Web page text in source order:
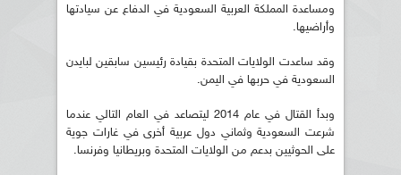
ومساعدة المملكة العربية السعودية في الدفاع عن سيادتها
وأراضيها.
وقد ساعدت الولايات المتحدة بقيادة رئيسين سابقين لبايدن
السعودية في حربها في اليمن.
وبدأ القتال في عام 2014 ليتصاعد في العام التالي عندما
شرعت السعودية وثماني دول عربية أخرى في غارات جوية
على الحوثيين بدعم من الولايات المتحدة وبريطانيا وفرنسا.